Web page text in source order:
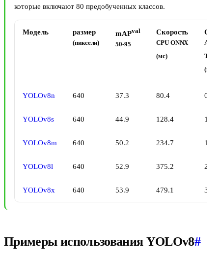
которые включают 80 предобученных классов.
Модель размер
(пиксели)
mAPval
50-95
Скорость
CPU ONNX
(мс)
A100
(мс)
YOLOv8n 640 37.3 80.4 0.99
YOLOv8s 640 44.9 128.4 1.20
YOLOv8m 640 50.2 234.7 1.83
YOLOv8l 640 52.9 375.2 2.39
YOLOv8x 640 53.9 479.1 3.53
Примеры использования YOLOv8#